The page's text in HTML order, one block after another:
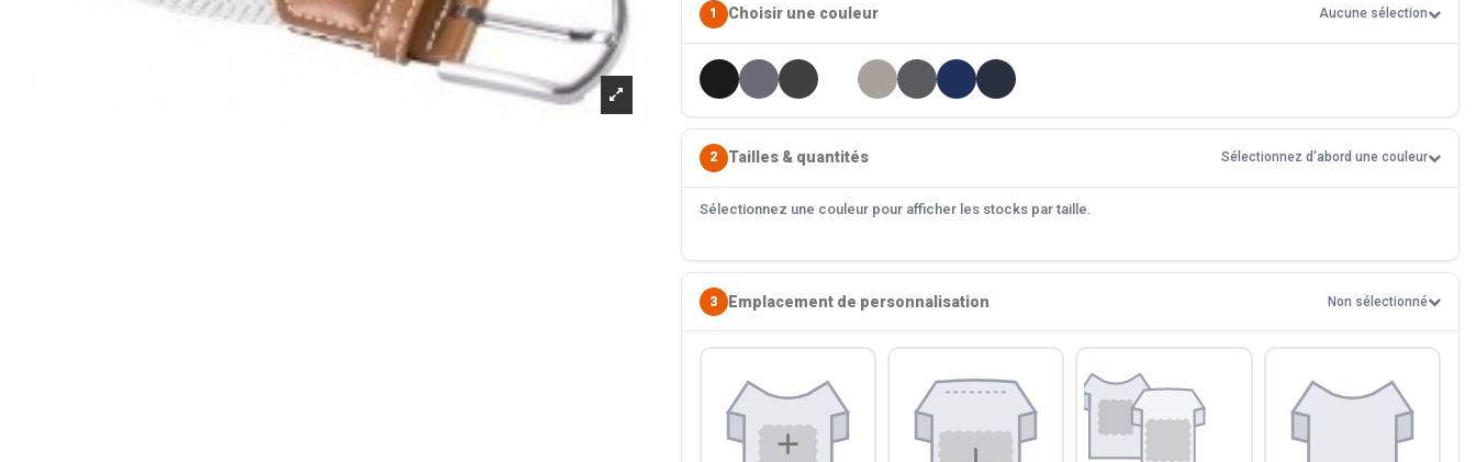
1 Choisir une couleur Aucune sélection
2 Tailles & quantités Sélectionnez d'abord une couleur
Sélectionnez une couleur pour afficher les stocks par taille.
3 Emplacement de personnalisation Non sélectionné